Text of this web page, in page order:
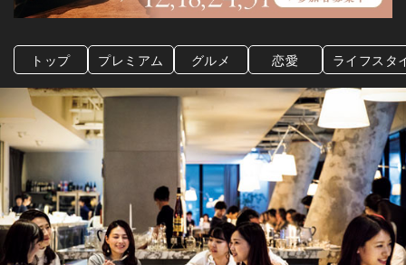
トップ プレミアム グルメ 恋愛 ライフスタ